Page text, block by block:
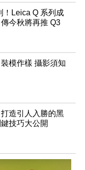
！Leica Q 系列成
今秋將再推 Q3
裝模作樣 攝影須知
造引人入勝的黑
技巧大公開